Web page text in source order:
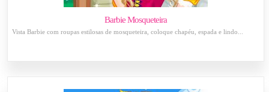
Barbie Mosqueteira
Vista Barbie com roupas estilosas de mosqueteira, coloque chapéu, espada e lindo...